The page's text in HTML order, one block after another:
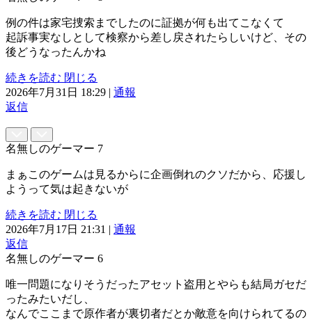
例の件は家宅捜索までしたのに証拠が何も出てこなくて
起訴事実なしとして検察から差し戻されたらしいけど、その
後どうなったんかね
続きを読む 閉じる
2026年7月31日 18:29 | 通報
返信
名無しのゲーマー 7
まぁこのゲームは見るからに企画倒れのクソだから、応援し
ようって気は起きないが
続きを読む 閉じる
2026年7月17日 21:31 | 通報
返信
名無しのゲーマー 6
唯一問題になりそうだったアセット盗用とやらも結局ガセだ
ったみたいだし、
なんでここまで原作者が裏切者だとか敵意を向けられてるの